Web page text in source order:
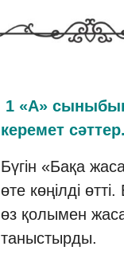
1 «А»
керемет сәттер.
Бүгін «Бақа
өте көңілді
өз қолымен
таныстырды.